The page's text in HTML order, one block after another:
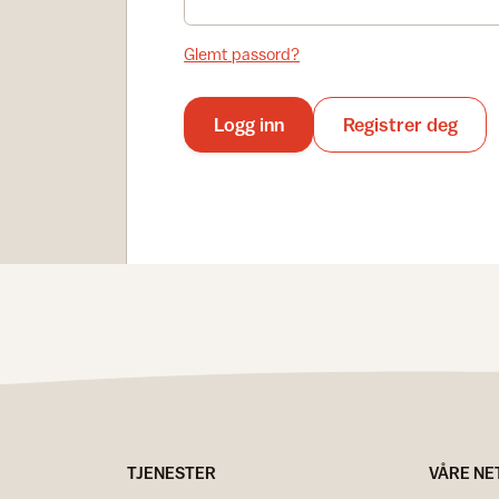
Glemt passord?
Logg inn Registrer deg
TJENESTER VÅRE